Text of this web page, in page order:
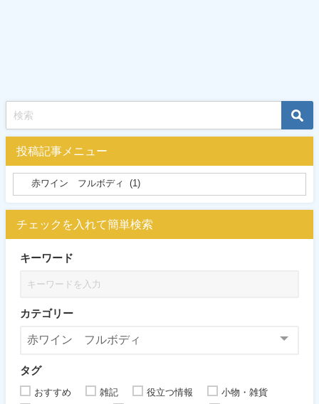
投稿記事メニュー
チェックを入れて簡単検索
キーワード
カテゴリー
タグ
おすすめ 雑記 役立つ情報
小物・雑貨